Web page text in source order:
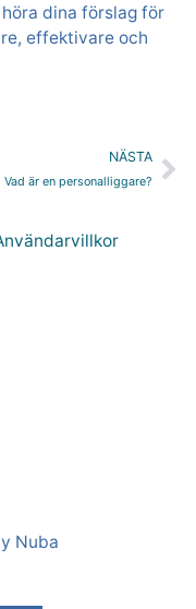
dina förslag för
effektivare och
NÄSTA
Vad är en personalliggare?
Nuba